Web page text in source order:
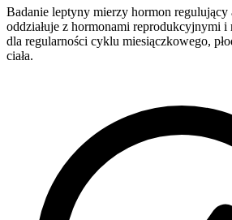
Badanie leptyny mierzy hormon
oddziałuje z hormonami reprodukcyjnymi i
dla regularności cyklu miesiączkowego,
ciała.